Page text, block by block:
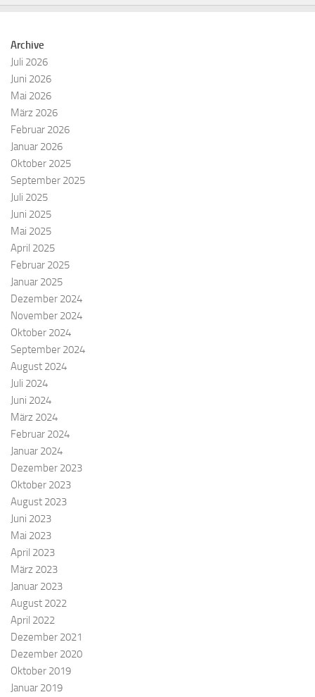
Archive
Juli 2026
Juni 2026
Mai 2026
März 2026
Februar 2026
Januar 2026
Oktober 2025
September 2025
Juli 2025
Juni 2025
Mai 2025
April 2025
Februar 2025
Januar 2025
Dezember 2024
November 2024
Oktober 2024
September 2024
August 2024
Juli 2024
Juni 2024
März 2024
Februar 2024
Januar 2024
Dezember 2023
Oktober 2023
August 2023
Juni 2023
Mai 2023
April 2023
März 2023
Januar 2023
August 2022
April 2022
Dezember 2021
Dezember 2020
Oktober 2019
Januar 2019